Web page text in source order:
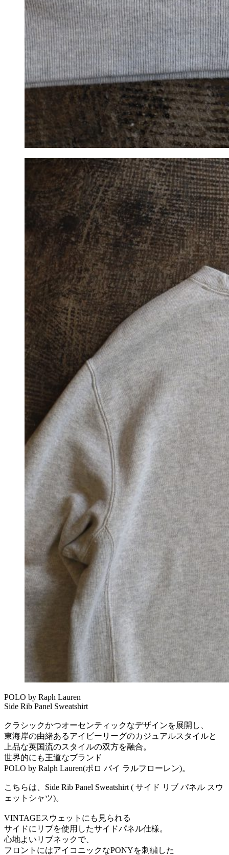
POLO by Raph Lauren
Side Rib Panel Sweatshirt
クラシックかつオーセンティックなデザインを展開し、
東海岸の由緒あるアイビーリーグのカジュアルスタイルと
上品な英国流のスタイルの双方を融合。
世界的にも王道なブランド
POLO by Ralph Lauren(ポロ バイ ラルフローレン)。
こちらは、Side Rib Panel Sweatshirt ( サイド リブ パネル スウ
ェットシャツ)。
VINTAGEスウェットにも見られる
サイドにリブを使用したサイドパネル仕様。
心地よいリブネックで、
フロントにはアイコニックなPONYを刺繍した